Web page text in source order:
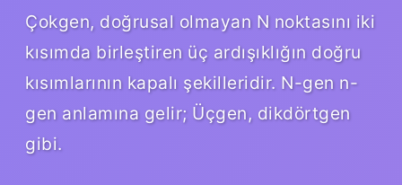
Çokgen, doğrusal olmayan N noktasını iki
kısımda birleştiren üç ardışıklığın doğru
kısımlarının kapalı şekilleridir. N-gen n-
gen anlamına gelir; Üçgen, dikdörtgen
gibi.